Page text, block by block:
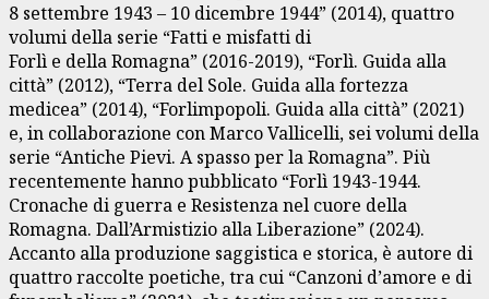
8 settembre 1943 – 10 dicembre 1944” (2014), quattro
volumi della serie “Fatti e misfatti di
Forlì e della Romagna” (2016-2019), “Forlì. Guida alla
città” (2012), “Terra del Sole. Guida alla fortezza
medicea” (2014), “Forlimpopoli. Guida alla città” (2021)
e, in collaborazione con Marco Vallicelli, sei volumi della
serie “Antiche Pievi. A spasso per la Romagna”. Più
recentemente hanno pubblicato “Forlì 1943-1944.
Cronache di guerra e Resistenza nel cuore della
Romagna. Dall’Armistizio alla Liberazione” (2024).
Accanto alla produzione saggistica e storica, è autore di
quattro raccolte poetiche, tra cui “Canzoni d’amore e di